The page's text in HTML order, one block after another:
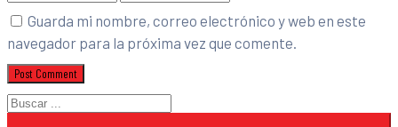
Guarda mi nombre, correo electrónico y web en este
navegador para la próxima vez que comente.